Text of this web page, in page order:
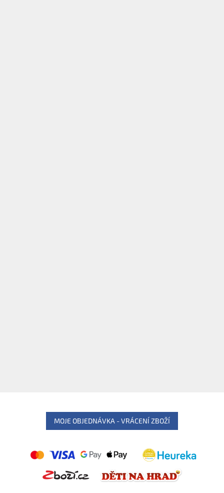
MOJE OBJEDNÁVKA - VRÁCENÍ ZBOŽÍ